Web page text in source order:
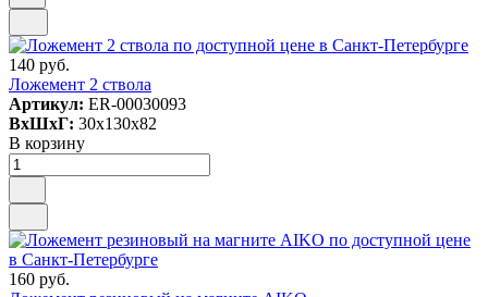
140 руб.
Ложемент 2 ствола
Артикул: ER-00030093
ВxШxГ: 30x130x82
В корзину
160 руб.